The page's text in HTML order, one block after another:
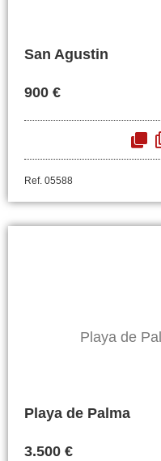
San Agustin
900 €
Ref. 05588
Playa de
Playa de Palma
3.500 €